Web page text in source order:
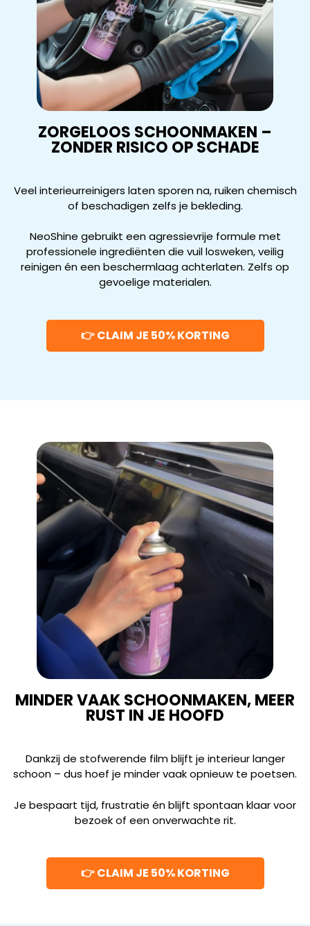
ZORGELOOS SCHOONMAKEN –
ZONDER RISICO OP SCHADE
Veel interieurreinigers laten sporen na, ruiken chemisch
of beschadigen zelfs je bekleding.
NeoShine gebruikt een agressievrije formule met
professionele ingrediënten die vuil losweken, veilig
reinigen én een beschermlaag achterlaten. Zelfs op
gevoelige materialen.
👉 CLAIM JE 50% KORTING
MINDER VAAK SCHOONMAKEN, MEER
RUST IN JE HOOFD
Dankzij de stofwerende film blijft je interieur langer
schoon – dus hoef je minder vaak opnieuw te poetsen.
Je bespaart tijd, frustratie én blijft spontaan klaar voor
bezoek of een onverwachte rit.
👉 CLAIM JE 50% KORTING